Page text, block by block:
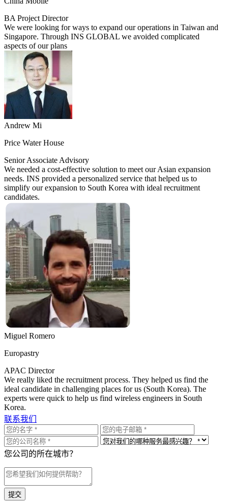
BA Project Director
We were looking for ways to expand our operations in Taiwan and
Singapore. Through INS GLOBAL we avoided complicated
aspects of our plans
Andrew Mi
Price Water House
Senior Associate Advisory
We needed a cost-effective solution to meet our Asian expansion
needs. INS provided a personalized service that helped us to
simplify our expansion to South Korea with ideal recruitment
candidates.
Miguel Romero
Europastry
APAC Director
We really liked the recruitment process. They helped us find the
ideal candidate in challenging places for us (South Korea). The
experts were quick to help us find wireless engineers in South
Korea.
联系我们
您公司的所在城市？